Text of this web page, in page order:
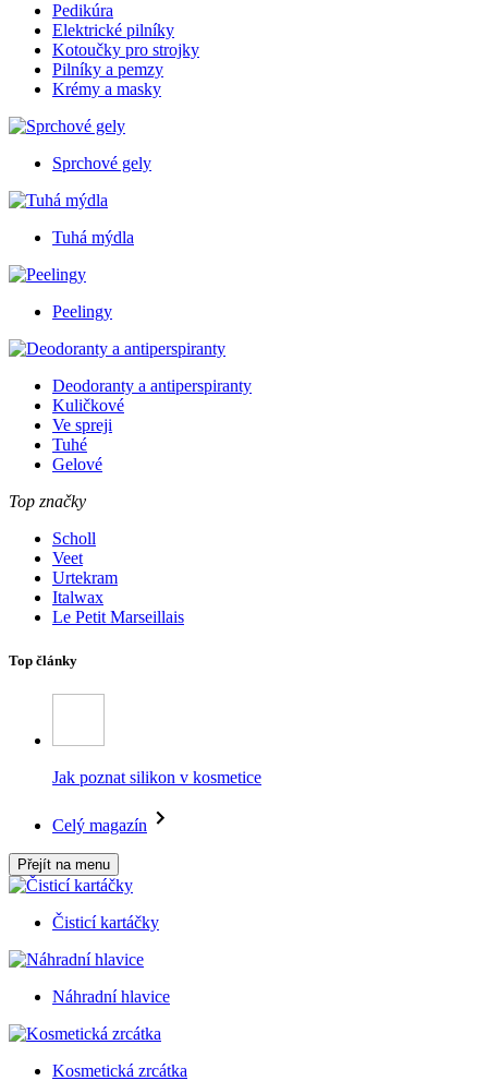
Pedikúra
Elektrické pilníky
Kotoučky pro strojky
Pilníky a pemzy
Krémy a masky
Sprchové gely
Tuhá mýdla
Peelingy
Deodoranty a antiperspiranty
Kuličkové
Ve spreji
Tuhé
Gelové
Top značky
Scholl
Veet
Urtekram
Italwax
Le Petit Marseillais
Top články
Jak poznat silikon v kosmetice
Celý magazín
Přejít na menu
Čisticí kartáčky
Náhradní hlavice
Kosmetická zrcátka